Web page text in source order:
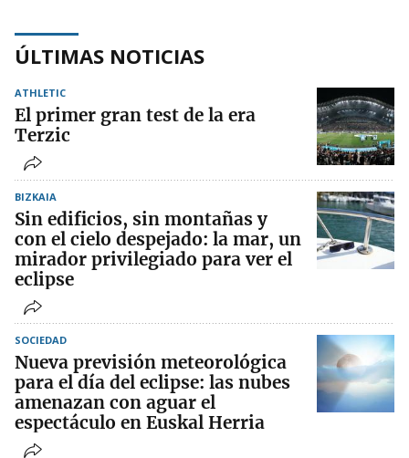
ÚLTIMAS NOTICIAS
ATHLETIC
El primer gran test de la era
Terzic
BIZKAIA
Sin edificios, sin montañas y
con el cielo despejado: la mar, un
mirador privilegiado para ver el
eclipse
SOCIEDAD
Nueva previsión meteorológica
para el día del eclipse: las nubes
amenazan con aguar el
espectáculo en Euskal Herria